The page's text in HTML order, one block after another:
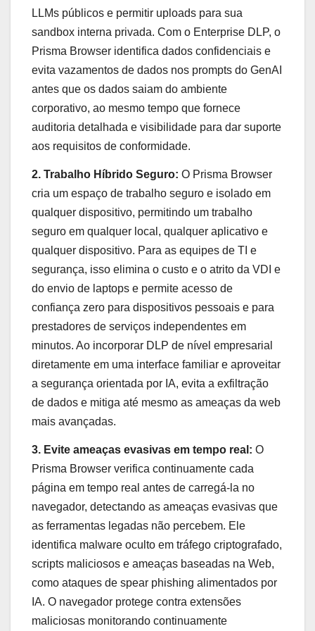
LLMs públicos e permitir uploads para sua
sandbox interna privada. Com o Enterprise DLP, o
Prisma Browser identifica dados confidenciais e
evita vazamentos de dados nos prompts do GenAI
antes que os dados saiam do ambiente
corporativo, ao mesmo tempo que fornece
auditoria detalhada e visibilidade para dar suporte
aos requisitos de conformidade.
2. Trabalho Híbrido Seguro: O Prisma Browser
cria um espaço de trabalho seguro e isolado em
qualquer dispositivo, permitindo um trabalho
seguro em qualquer local, qualquer aplicativo e
qualquer dispositivo. Para as equipes de TI e
segurança, isso elimina o custo e o atrito da VDI e
do envio de laptops e permite acesso de
confiança zero para dispositivos pessoais e para
prestadores de serviços independentes em
minutos. Ao incorporar DLP de nível empresarial
diretamente em uma interface familiar e aproveitar
a segurança orientada por IA, evita a exfiltração
de dados e mitiga até mesmo as ameaças da web
mais avançadas.
3. Evite ameaças evasivas em tempo real: O
Prisma Browser verifica continuamente cada
página em tempo real antes de carregá-la no
navegador, detectando as ameaças evasivas que
as ferramentas legadas não percebem. Ele
identifica malware oculto em tráfego criptografado,
scripts maliciosos e ameaças baseadas na Web,
como ataques de spear phishing alimentados por
IA. O navegador protege contra extensões
maliciosas monitorando continuamente